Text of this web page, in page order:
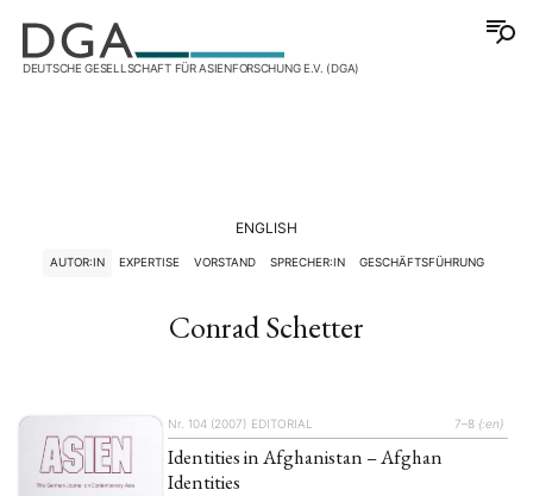
DEUTSCHE GESELLSCHAFT FÜR ASIENFORSCHUNG E.V. (DGA)
ENGLISH
AUTOR:IN EXPERTISE VORSTAND SPRECHER:IN GESCHÄFTSFÜHRUNG
Conrad Schetter
Nr. 104 (2007) EDITORIAL 7–8 {:en}
Identities in Afghanistan – Afghan
Identities